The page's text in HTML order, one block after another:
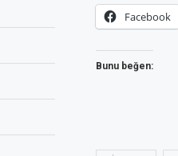
Facebook
Bunu beğen: